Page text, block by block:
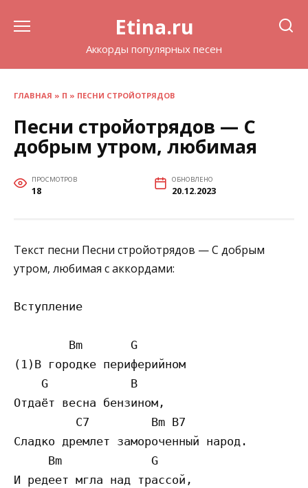
Etina.ru
Аккорды популярных песен
ГЛАВНАЯ » П » ПЕСНИ СТРОЙОТРЯДОВ
Песни стройотрядов — С
добрым утром, любимая
ПРОСМОТРОВ
18
ОБНОВЛЕНО
20.12.2023
Текст песни Песни стройотрядов — С добрым
утром, любимая с аккордами:
Вступление
        Bm       G
(1)В городке периферийном
    G            B
Отдаёт весна бензином,
         C7         Bm B7
Сладко дремлет замороченный народ.
     Bm             G
И редеет мгла над трассой,